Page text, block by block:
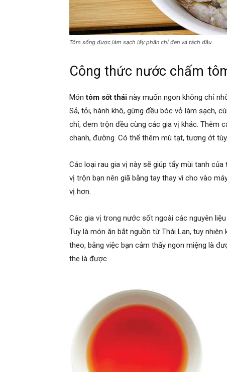
Tôm sống được làm sạch lấy phần chỉ đen và tách đầu
Công thức nước chấm
Móntôm sốt thái này muốn ngon không chỉ
Sả, tỏi, hành khô, gừng đều bóc vỏ làm sạch,
chỉ, đem trộn đều cùng các gia vị khác. Thêm
chanh, đường. Có thể thêm mù tạt, tương ớt
Các loại rau gia vị này sẽ giúp tẩy mùi tanh
vị trộn bạn nên giã bằng tay thay vì cho vào
vị hơn.
Các gia vị trong nước sốt ngoài các nguyên
Tuy là món ăn bắt nguồn từ Thái Lan, tuy
theo, bằng việc bạn cảm thấy ngon miệng là
the là được.